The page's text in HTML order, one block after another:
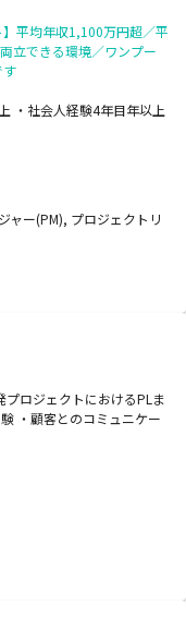
】平均年収1,100万円超／平
立できる環境／ワンプー
す
・社会人経験4年目年以上
ャー(PM), プロジェクトリ
ロジェクトにおけるPLま
・顧客とのコミュニケー